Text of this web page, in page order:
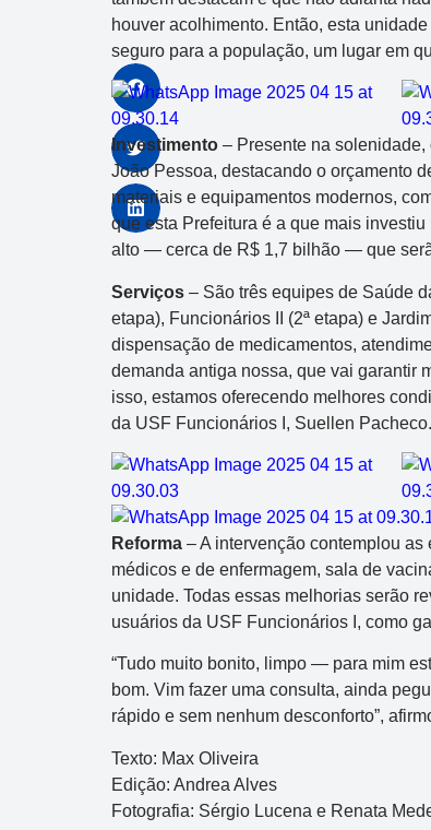
houver acolhimento. Então, esta
seguro para a população, um lugar em
Investimento – Presente na
João Pessoa, destacando o orçamento
materiais e equipamentos modernos,
que esta Prefeitura é a que mais
alto — cerca de R$ 1,7 bilhão — que
Serviços – São três equipes de Saúde
etapa), Funcionários II (2ª etapa) e
dispensação de medicamentos,
demanda antiga nossa, que vai garantir
isso, estamos oferecendo melhores
da USF Funcionários I, Suellen Pacheco.
Reforma – A intervenção contemplou
médicos e de enfermagem, sala de
unidade. Todas essas melhorias serão
usuários da USF Funcionários I, como
“Tudo muito bonito, limpo — para mim
bom. Vim fazer uma consulta, ainda
rápido e sem nenhum desconforto”,
Texto: Max Oliveira
Edição: Andrea Alves
Fotografia: Sérgio Lucena e Renata